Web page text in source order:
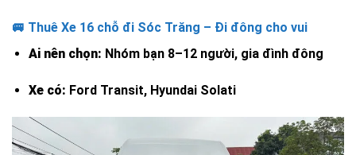
🚐 Thuê Xe 16 chỗ đi Sóc Trăng – Đi đông cho vui
Ai nên chọn: Nhóm bạn 8–12 người, gia đình đông
Xe có: Ford Transit, Hyundai Solati